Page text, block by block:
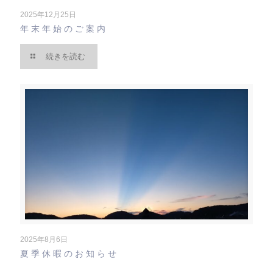
2025年12月25日
年末年始のご案内
続きを読む
2025年8月6日
夏季休暇のお知らせ